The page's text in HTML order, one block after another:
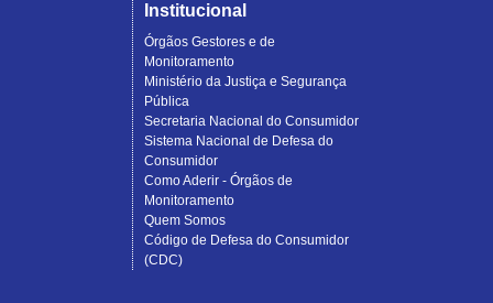
Institucional
Órgãos Gestores e de
Monitoramento
Ministério da Justiça e Segurança
Pública
Secretaria Nacional do Consumidor
Sistema Nacional de Defesa do
Consumidor
Como Aderir - Órgãos de
Monitoramento
Quem Somos
Código de Defesa do Consumidor
(CDC)